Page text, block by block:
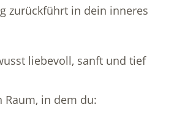
zurückführt in dein inneres
liebevoll, sanft und tief
Raum, in dem du: